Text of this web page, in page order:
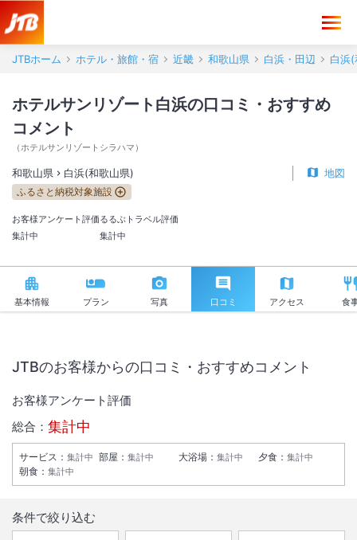
JTBホーム ホテル・旅館・宿 近畿 和歌山県 白浜・田辺 白浜
ホテルサンリゾート白浜の口コミ・おすすめ
コメント
（ホテルサンリゾートシラハマ ）
和歌山県 白浜(和歌山県) 地図
ふるさと納税対象施設
お客様アンケート評価
集計中
るるぶトラベル評価
集計中
基本情報 プラン 写真 口コミ アクセス 食
JTBのお客様からの口コミ・おすすめコメント
お客様アンケート評価
総合： 集計中
サービス ： 集計中 部屋 ： 集計中 大浴場 ： 集計中 夕食 ： 集計中
朝食 ： 集計中
条件で絞り込む